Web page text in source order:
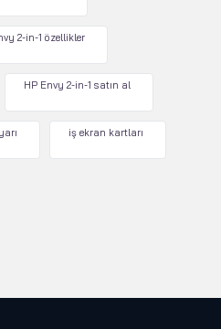
2-in-1 özellikler
HP Envy 2-in-1 satın al
iş ekran kartları